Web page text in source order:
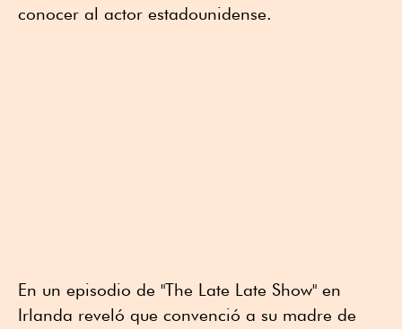
conocer al actor estadounidense.
En un episodio de "The Late Late Show" en
Irlanda reveló que convenció a su madre de